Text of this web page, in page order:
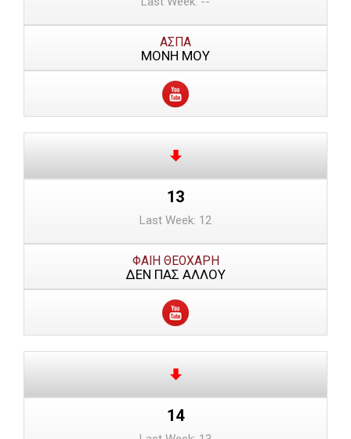
ΑΣΠΑ
ΜΟΝΗ ΜΟΥ
13
Last Week: 12
ΦΑΙΗ ΘΕΟΧΑΡΗ
ΔΕΝ ΠΑΣ ΑΛΛΟΥ
14